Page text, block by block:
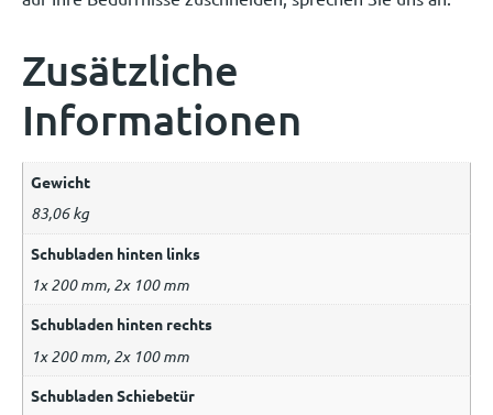
Zusätzliche
Informationen
Gewicht
83,06 kg
Schubladen hinten links
1x 200 mm, 2x 100 mm
Schubladen hinten rechts
1x 200 mm, 2x 100 mm
Schubladen Schiebetür